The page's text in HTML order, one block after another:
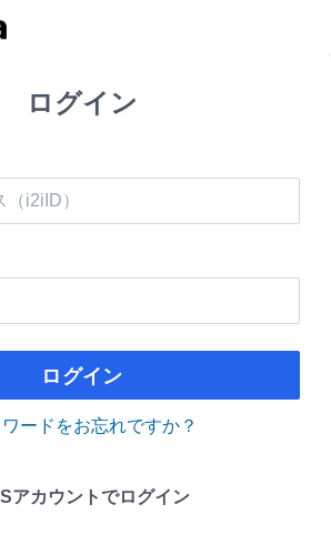
ログイン
ログイン
ードをお忘れですか？
アカウントでログイン